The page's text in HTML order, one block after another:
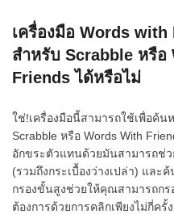
เครื่องมือ Words
สำหรับ Scrabble หรือ
Friends ได้หรือไม่
ใช่!เครื่องมือนี้สามารถใช้เพื่อค้
Scrabble หรือ Words With
อักขระตัวแทนด้วยมันสามารถช่ว
(รวมถึงกระเบื้องว่างเปล่า) แล
กรองขั้นสูงช่วยให้คุณสามารถก
ต้องการด้วยการคลิกเพียงไม่กี่ครั้ง